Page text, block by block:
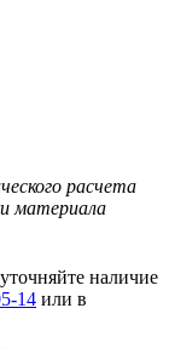
расчета
материала
наличие
14 или в